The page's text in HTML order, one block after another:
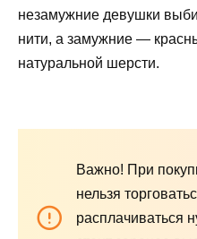
незамужние девушки
нити, а замужние —
натуральной шерсти.
Важно! При
нельзя
расплачиваться